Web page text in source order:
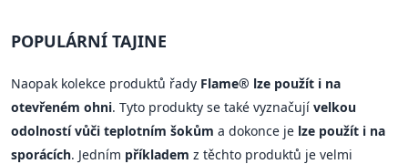
POPULÁRNÍ TAJINE
Naopak kolekce produktů řady Flame® lze použít i na
otevřeném ohni. Tyto produkty se také vyznačují velkou
odolností vůči teplotním šokům a dokonce je lze použít i na
sporácích. Jedním příkladem z těchto produktů je velmi